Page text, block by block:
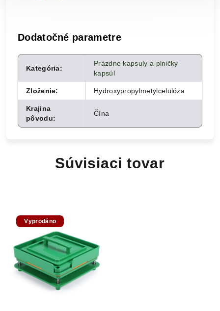
Dodatočné parametre
Kategória:
Prázdne kapsuly a plničky
kapsúl
Zloženie: Hydroxypropylmetylcelulóza
Krajina
pôvodu:
Čína
Súvisiaci tovar
Vyprodáno